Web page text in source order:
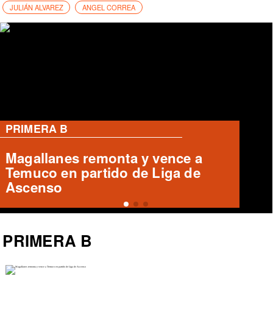
JULIÁN ALVAREZ ANGEL CORREA
PRIMERA B
Cobreloa empata 1-1 con Iquique
en el Zorros del Desierto
PRIMERA B